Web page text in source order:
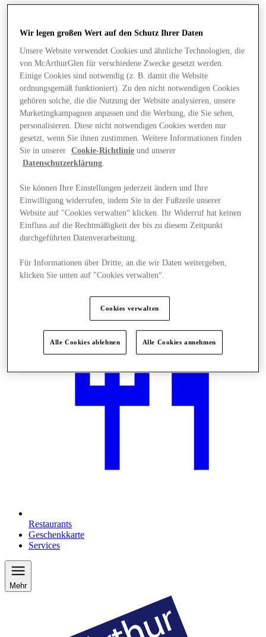
Plane Deinen Besuch
Events
Restaurants
Geschenkkarte
Services
Mehr
Wir legen großen Wert auf den Schutz Ihrer Daten
Unsere Website verwendet Cookies und ähnliche Technologien, die
von McArthurGlen für verschiedene Zwecke gesetzt werden.
Einige Cookies sind notwendig (z. B. damit die Website
ordnungsgemäß funktioniert). Zu den nicht notwendigen Cookies
gehören solche, die die Nutzung der Website analysieren, unsere
Marketingkampagnen anpassen und die Werbung, die Sie sehen,
personalisieren. Diese nicht notwendigen Cookies werden nur
gesetzt, wenn Sie ihnen zustimmen. Weitere Informationen finden
Sie in unserer
Cookie-Richtlinie und unserer
Datenschutzerklärung.
Sie können Ihre Einstellungen jederzeit ändern und Ihre
Einwilligung widerrufen, indem Sie in der Fußzeile unserer
Website auf "Cookies verwalten“ klicken. Ihr Widerruf hat keinen
Einfluss auf die Rechtmäßigkeit der bis zu diesem Zeitpunkt
durchgeführten Datenverarbeitung.
Für Informationen über Dritte, an die wir Daten weitergeben,
klicken Sie unten auf "Cookies verwalten“.
Cookies verwalten
Alle Cookies ablehnen Alle Cookies annehmen